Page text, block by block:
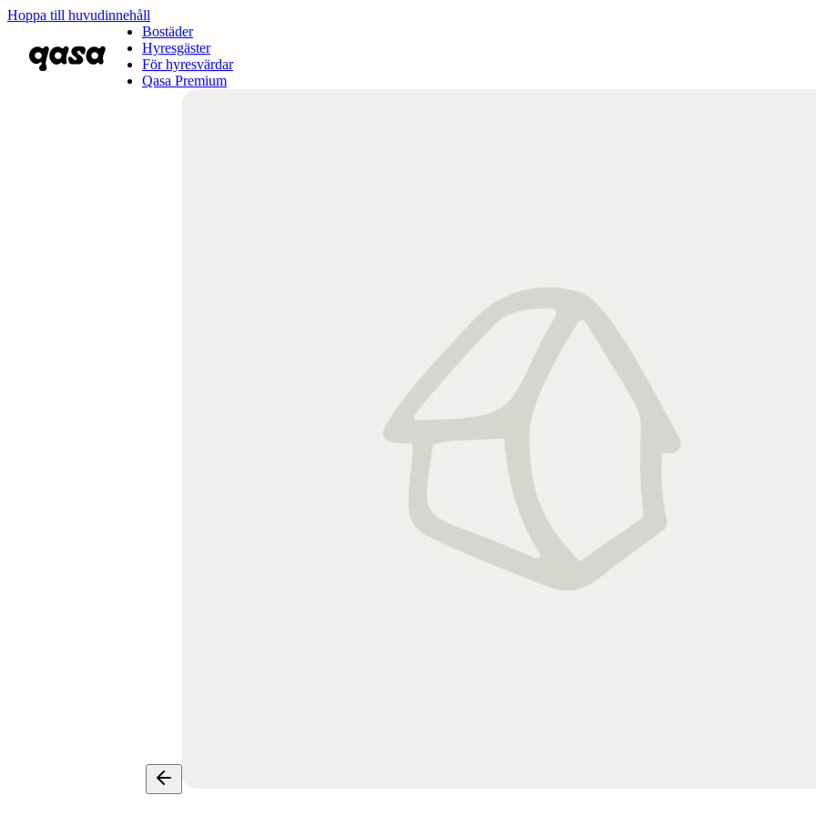
Hoppa till huvudinnehåll
Bostäder
Hyresgäster
För hyresvärdar
Qasa Premium